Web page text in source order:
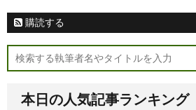
購読する
本日の人気記事ランキング